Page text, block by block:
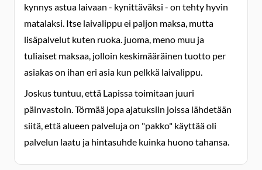
kynnys astua laivaan - kynittäväksi - on tehty hyvin
matalaksi. Itse laivalippu ei paljon maksa, mutta
lisäpalvelut kuten ruoka. juoma, meno muu ja
tuliaiset maksaa, jolloin keskimääräinen tuotto per
asiakas on ihan eri asia kun pelkkä laivalippu.
Joskus tuntuu, että Lapissa toimitaan juuri
päinvastoin. Törmää jopa ajatuksiin joissa lähdetään
siitä, että alueen palveluja on "pakko" käyttää oli
palvelun laatu ja hintasuhde kuinka huono tahansa.